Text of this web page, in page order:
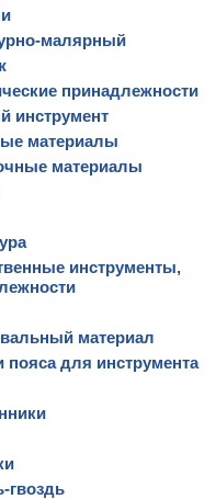
малярный
принадлежности
инструмент
материалы
материалы
инструменты,
материал
пояса для инструмента
гвоздь